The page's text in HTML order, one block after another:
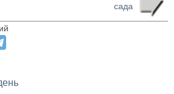
сада